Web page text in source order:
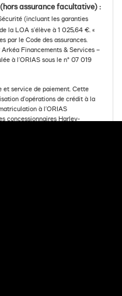
assurance facultative) :
(incluant les garanties
la LOA s’élève à 1 025,64 €. «
par le Code des assurances.
Financements & Services –
à l’ORIAS sous le n° 07 019
et service de paiement. Cette
d’opérations de crédit à la
à l’ORIAS
concessionnaires Harley-